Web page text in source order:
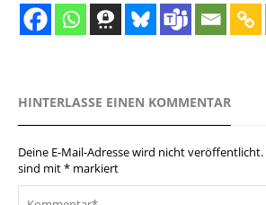
HINTERLASSE EINEN KOMMENTAR
Deine E-Mail-Adresse wird nicht veröffentlicht.
sind mit* markiert